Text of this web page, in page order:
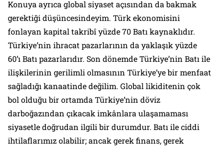
Konuya ayrıca global siyaset açısından da bakmak
gerektiği düşüncesindeyim. Türk ekonomisini
fonlayan kapital takribî yüzde 70 Batı kaynaklıdır.
Türkiye’nin ihracat pazarlarının da yaklaşık yüzde
60’ı Batı pazarlarıdır. Son dönemde Türkiye’nin Batı ile
ilişkilerinin gerilimli olmasının Türkiye’ye bir menfaat
sağladığı kanaatinde değilim. Global likiditenin çok
bol olduğu bir ortamda Türkiye’nin döviz
darboğazından çıkacak imkânlara ulaşamaması
siyasetle doğrudan ilgili bir durumdur. Batı ile ciddi
ihtilaflarımız olabilir; ancak gerek finans, gerek